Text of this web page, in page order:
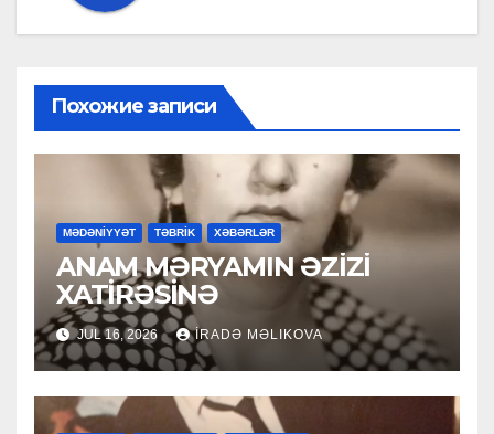
Похожие записи
MƏDƏNİYYƏT TƏBRİK XƏBƏRLƏR
ANAM MƏRYAMIN ƏZİZİ
XATİRƏSİNƏ
JUL 16, 2026 İRADƏ MƏLIKOVA